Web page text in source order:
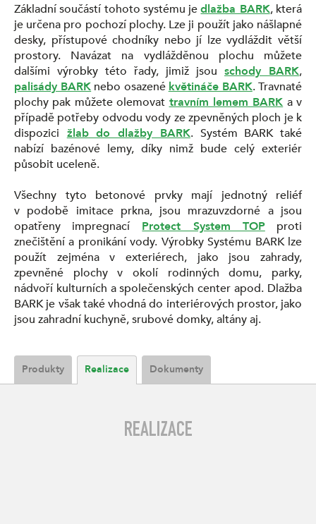
Základní součástí tohoto systému jedlažba BARK, která
je určena pro pochozí plochy. Lze ji použít jako nášlapné
desky, přístupové chodníky nebo jí lze vydláždit větší
prostory. Navázat na vydlážděnou plochu můžete
dalšími výrobky této řady, jimiž jsou schody BARK,
palisády BARK nebo osazené květináče BARK. Travnaté
plochy pak můžete olemovat travním lemem BARK a v
případě potřeby odvodu vody ze zpevněných ploch je k
dispozici žlab do dlažby BARK. Systém BARK také
nabízí bazénové lemy, díky nimž bude celý exteriér
působit uceleně.
Všechny tyto betonové prvky mají jednotný reliéf
v podobě imitace prkna, jsou mrazuvzdorné a jsou
opatřeny impregnací
Protect System TOPproti
znečištění a pronikání vody. Výrobky Systému BARK lze
použít zejména v exteriérech, jako jsou zahrady,
zpevněné plochy v okolí rodinných domu, parky,
nádvoří kulturních a společenských center apod. Dlažba
BARK je však také vhodná do interiérových prostor, jako
jsou zahradní kuchyně, srubové domky, altány aj.
Produkty Realizace Dokumenty
REALIZACE